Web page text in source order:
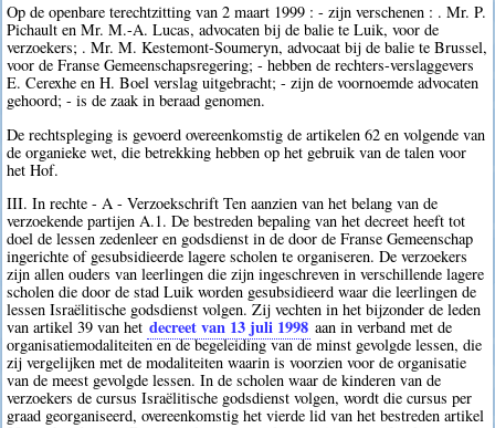
Op de openbare terechtzitting van 2 maart 1999 : - zijn verschenen : . Mr. P.
Pichault en Mr. M.-A. Lucas, advocaten bij de balie te Luik, voor de
verzoekers; . Mr. M. Kestemont-Soumeryn, advocaat bij de balie te Brussel,
voor de Franse Gemeenschapsregering; - hebben de rechters-verslaggevers
E. Cerexhe en H. Boel verslag uitgebracht; - zijn de voornoemde advocaten
gehoord; - is de zaak in beraad genomen.
De rechtspleging is gevoerd overeenkomstig de artikelen 62 en volgende van
de organieke wet, die betrekking hebben op het gebruik van de talen voor
het Hof.
III. In rechte - A - Verzoekschrift Ten aanzien van het belang van de
verzoekende partijen A.1. De bestreden bepaling van het decreet heeft tot
doel de lessen zedenleer en godsdienst in de door de Franse Gemeenschap
ingerichte of gesubsidieerde lagere scholen te organiseren. De verzoekers
zijn allen ouders van leerlingen die zijn ingeschreven in verschillende lagere
scholen die door de stad Luik worden gesubsidieerd waar die leerlingen de
lessen Israëlitische godsdienst volgen. Zij vechten in het bijzonder de leden
van artikel 39 van het decreet van 13 juli 1998 aan in verband met de
organisatiemodaliteiten en de begeleiding van de minst gevolgde lessen, die
zij vergelijken met de modaliteiten waarin is voorzien voor de organisatie
van de meest gevolgde lessen. In de scholen waar de kinderen van de
verzoekers de cursus Israëlitische godsdienst volgen, wordt die cursus per
graad georganiseerd, overeenkomstig het vierde lid van het bestreden artikel